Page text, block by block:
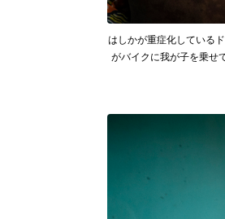
はしかが重症化している
がバイクに我が子を乗せ